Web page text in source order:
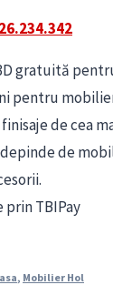
gratuită
pentru
de cea
de
prin TBIPay
, Mobilier Hol